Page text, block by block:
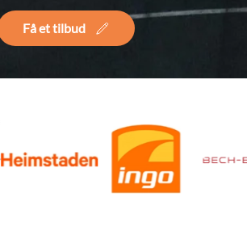
Få et tilbud